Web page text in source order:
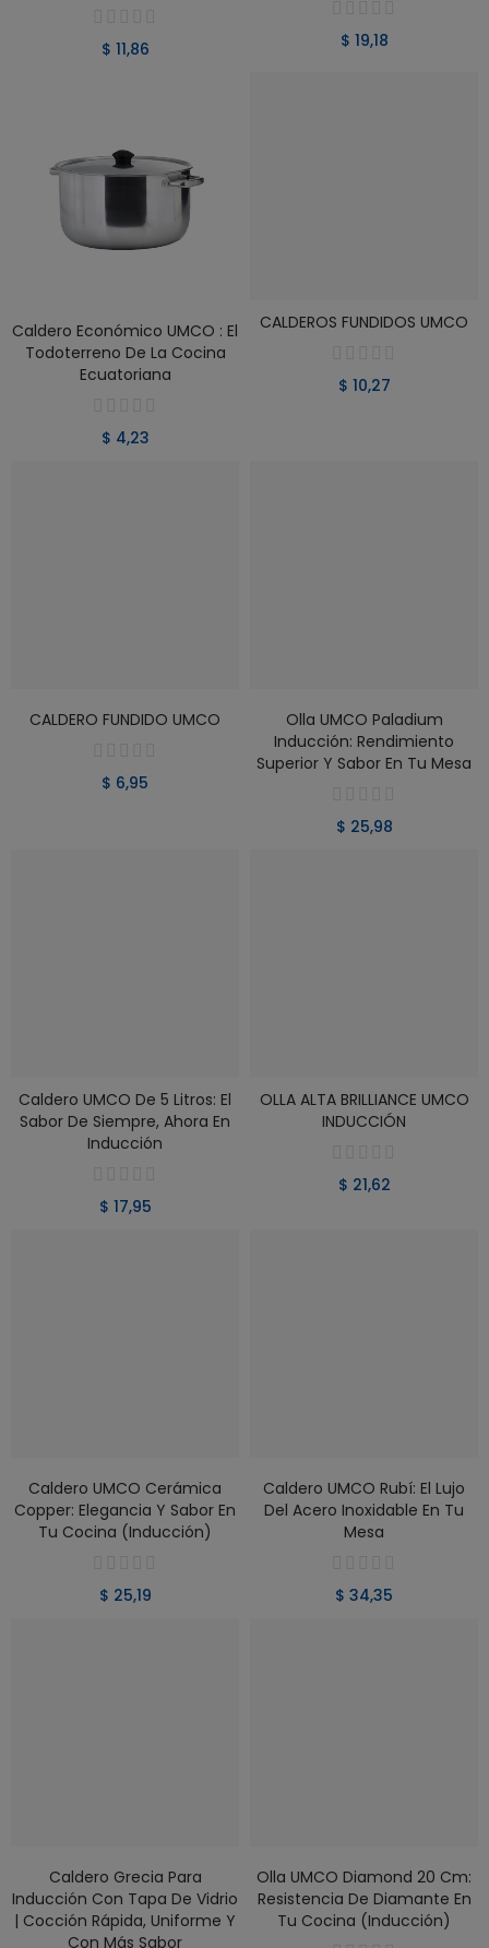
$ 11,86 $ 19,18
VER PRODUCTO
Caldero Económico UMCO : El
Todoterreno De La Cocina
Ecuatoriana
$ 4,23
VER PRODUCTO
CALDEROS FUNDIDOS UMCO
$ 10,27
VER PRODUCTO
CALDERO FUNDIDO UMCO
$ 6,95
VER PRODUCTO
Olla UMCO Paladium
Inducción: Rendimiento
Superior Y Sabor En Tu Mesa
$ 25,98
VER PRODUCTO
Caldero UMCO De 5 Litros: El
Sabor De Siempre, Ahora En
Inducción
$ 17,95
VER PRODUCTO
OLLA ALTA BRILLIANCE UMCO
INDUCCIÓN
$ 21,62
VER PRODUCTO
Caldero UMCO Cerámica
Copper: Elegancia Y Sabor En
Tu Cocina (Inducción)
$ 25,19
VER PRODUCTO
Caldero UMCO Rubí: El Lujo
Del Acero Inoxidable En Tu
Mesa
$ 34,35
VER PRODUCTO
Caldero Grecia Para
Inducción Con Tapa De Vidrio
| Cocción Rápida, Uniforme Y
Con Más Sabor
VER PRODUCTO
Olla UMCO Diamond 20 Cm:
Resistencia De Diamante En
Tu Cocina (Inducción)